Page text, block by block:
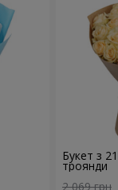
Букет з
троянди
2 069 грн